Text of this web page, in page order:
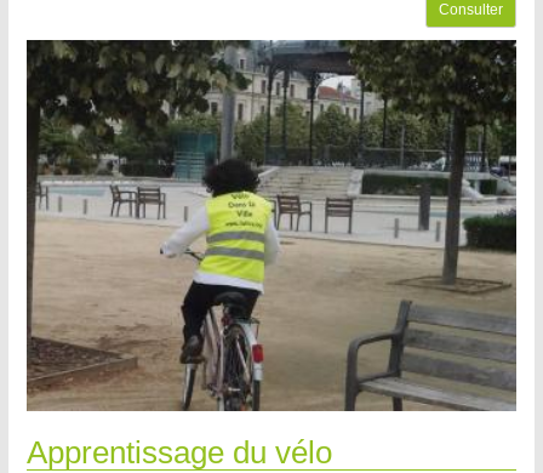
Consulter
Apprentissage du vélo